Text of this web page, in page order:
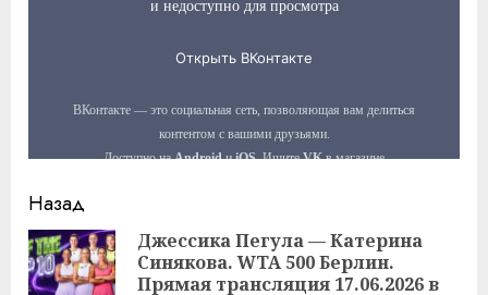
Продолжить
чтение
Назад
Джессика Пегула — Катерина
Синякова. WTA 500 Берлин.
Прямая трансляция 17.06.2026 в